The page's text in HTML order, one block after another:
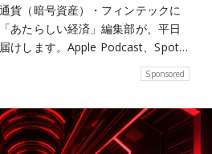
貨（暗号資産）・フィンテックに
あたらしい経済」編集部が、平日
けします。Apple Podcast、Spot…
Sponsored